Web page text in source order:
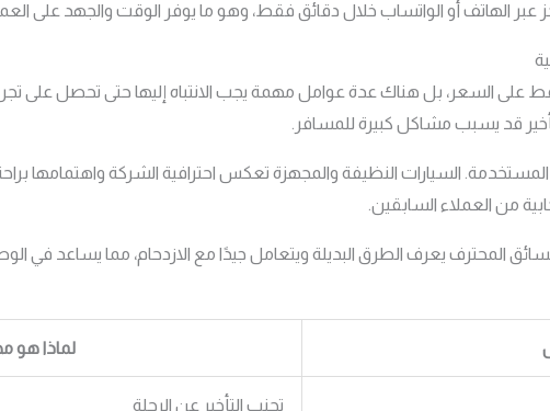
عبر الهاتف أو الواتساب خلال دقائق فقط، وهو ما يوفر الوقت والجهد على
على السعر، بل هناك عدة عوامل مهمة يجب الانتباه إليها حتى تحصل على
تأخير قد يسبب مشاكل كبيرة للمسافر.
السيارات النظيفة والمجهزة تعكس احترافية الشركة واهتمامها
من العملاء السابقين.
المحترف يعرف الطرق البديلة ويتعامل جيدًا مع الازدحام، مما يساعد في
لماذا هو
تجنب التأخير عن الرحلة